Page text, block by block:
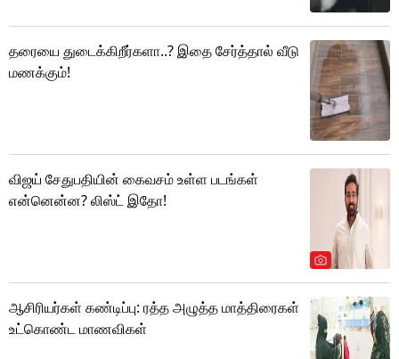
தரையை துடைக்கிறீர்களா..? இதை சேர்த்தால் வீடு
மணக்கும்!
விஜய் சேதுபதியின் கைவசம் உள்ள படங்கள்
என்னென்ன? லிஸ்ட் இதோ!
ஆசிரியர்கள் கண்டிப்பு: ரத்த அழுத்த மாத்திரைகள்
உட்கொண்ட மாணவிகள்